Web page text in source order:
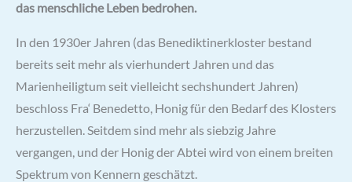
das menschliche Leben bedrohen.
In den 1930er Jahren (das Benediktinerkloster bestand
bereits seit mehr als vierhundert Jahren und das
Marienheiligtum seit vielleicht sechshundert Jahren)
beschloss Fra‘ Benedetto, Honig für den Bedarf des Klosters
herzustellen. Seitdem sind mehr als siebzig Jahre
vergangen, und der Honig der Abtei wird von einem breiten
Spektrum von Kennern geschätzt.